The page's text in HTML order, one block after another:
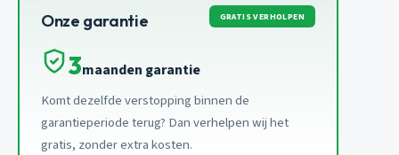
Onze garantie GRATIS VERHOLPEN
3maanden garantie
Komt dezelfde verstopping binnen de
garantieperiode terug? Dan verhelpen wij het
gratis, zonder extra kosten.